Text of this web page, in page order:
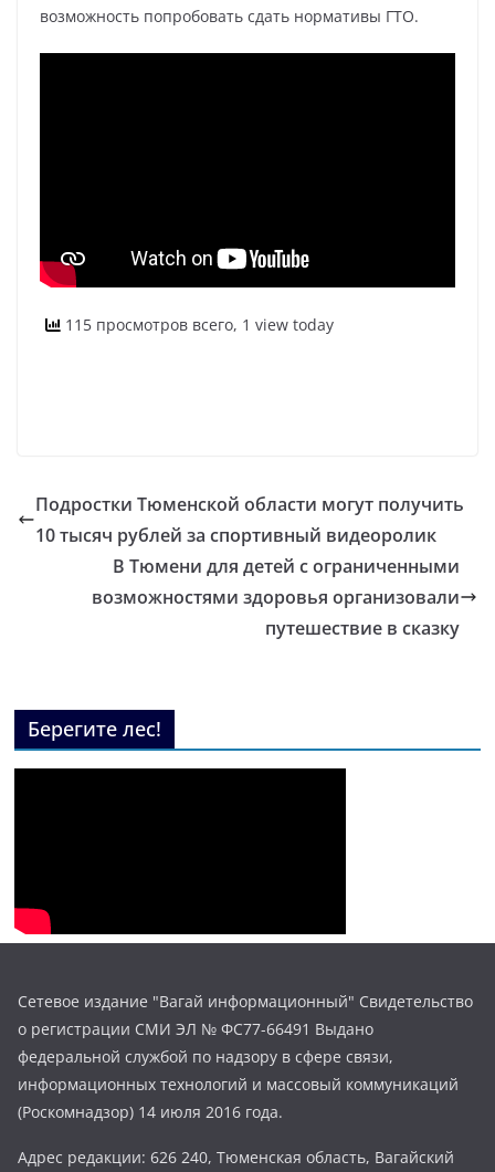
возможность попробовать сдать нормативы ГТО.
115 просмотров всего, 1 view today
Подростки Тюменской области могут получить
10 тысяч рублей за спортивный видеоролик
В Тюмени для детей с ограниченными
возможностями здоровья организовали
путешествие в сказку
Берегите лес!
Сетевое издание "Вагай информационный" Свидетельство
о регистрации СМИ ЭЛ № ФС77-66491 Выдано
федеральной службой по надзору в сфере связи,
информационных технологий и массовый коммуникаций
(Роскомнадзор) 14 июля 2016 года.
Адрес редакции: 626 240, Тюменская область, Вагайский